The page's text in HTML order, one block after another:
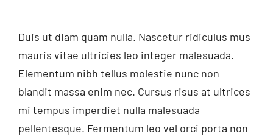
Duis ut diam quam nulla. Nascetur ridiculus mus
mauris vitae ultricies leo integer malesuada.
Elementum nibh tellus molestie nunc non
blandit massa enim nec. Cursus risus at ultrices
mi tempus imperdiet nulla malesuada
pellentesque. Fermentum leo vel orci porta non